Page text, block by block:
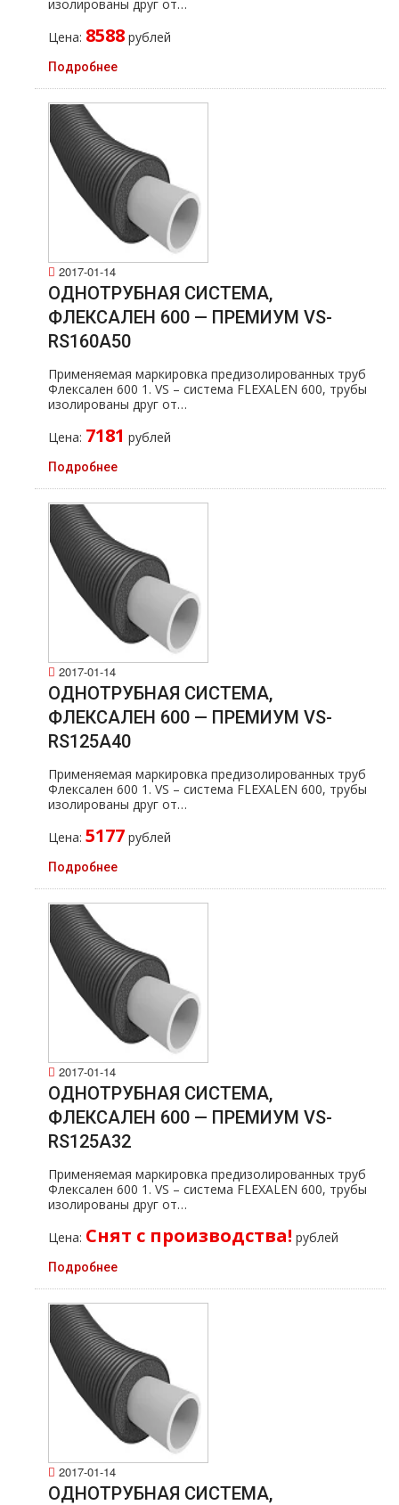
изолированы друг от…
Цена: 8588 рублей
Подробнее
2017-01-14
ОДНОТРУБНАЯ СИСТЕМА,
ФЛЕКСАЛЕН 600 — ПРЕМИУМ VS-
RS160A50
Применяемая маркировка предизолированных тpуб
Флексален 600 1. VS – система FLEXALEN 600, тpубы
изолированы друг от…
Цена: 7181 рублей
Подробнее
2017-01-14
ОДНОТРУБНАЯ СИСТЕМА,
ФЛЕКСАЛЕН 600 — ПРЕМИУМ VS-
RS125A40
Применяемая маркировка предизолированных тpуб
Флексален 600 1. VS – система FLEXALEN 600, тpубы
изолированы друг от…
Цена: 5177 рублей
Подробнее
2017-01-14
ОДНОТРУБНАЯ СИСТЕМА,
ФЛЕКСАЛЕН 600 — ПРЕМИУМ VS-
RS125A32
Применяемая маркировка предизолированных тpуб
Флексален 600 1. VS – система FLEXALEN 600, тpубы
изолированы друг от…
Цена: Снят с производства! рублей
Подробнее
2017-01-14
ОДНОТРУБНАЯ СИСТЕМА,